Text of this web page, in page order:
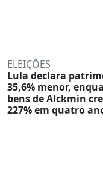
ELEIÇÕES
Lula declara
35,6% menor,
bens de Alckmin
227% em quatro